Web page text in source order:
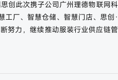
创此次携子公司广州理德物联网科
工厂、智慧仓储、智慧门店、思创·
努力，继续推动服装行业供应链管